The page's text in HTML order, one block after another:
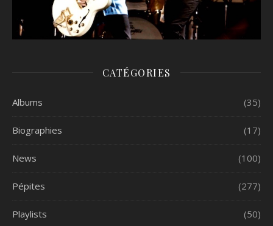
CATÉGORIES
Albums (35)
Biographies (17)
News (100)
Pépites (277)
Playlists (50)